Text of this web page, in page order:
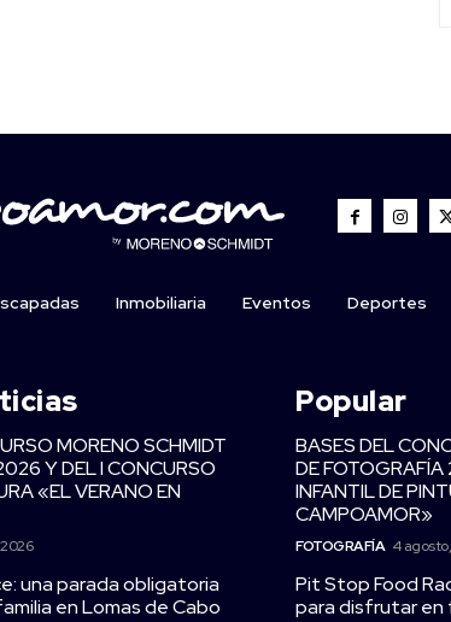
Inmobiliaria Eventos Deportes
MORENO SCHMIDT
Y DEL I CONCURSO
«EL VERANO EN
una parada obligatoria
en Lomas de Cabo
Popular
BASES DEL
DE
INFANTIL DE
CAMPOAMOR»
FOTOGRAFÍA 4
Pit Stop Food
para disfrutar en